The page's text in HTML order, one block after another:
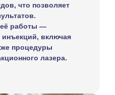
что позволяет
её работы —
включая
процедуры
лазера.